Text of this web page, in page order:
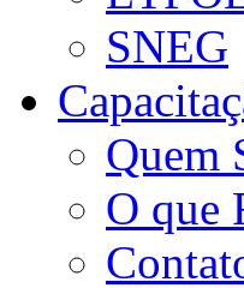
SNEG
Quem
O que